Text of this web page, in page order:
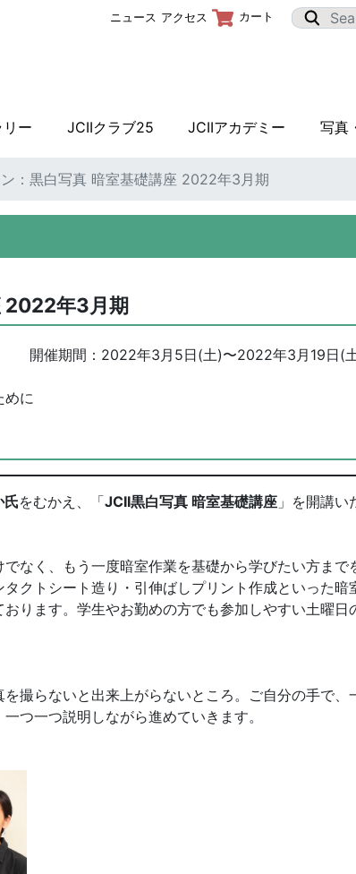
ー JCIIクラブ25 JCIIアカデミー 写真
ニュース アクセス カート
：黒白写真 暗室基礎講座 2022年3月期
2022年3月期
開催期間： 2022年3月5日(土)〜2022年3月19日(
めに
氏をむかえ、「JCII黒白写真 暗室基礎講座 」を開講い
なく、もう一度暗室作業を基礎から学びたい方まで
クトシート造り・引伸ばしプリント作成といった暗
ります。学生やお勤めの方でも参加しやすい土曜日
撮らないと出来上がらないところ。ご自分の手で、
つ一つ説明しながら進めていきます。